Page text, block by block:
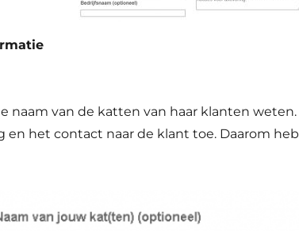
naam van de katten van haar klanten weten.
het contact naar de klant toe. Daarom heb